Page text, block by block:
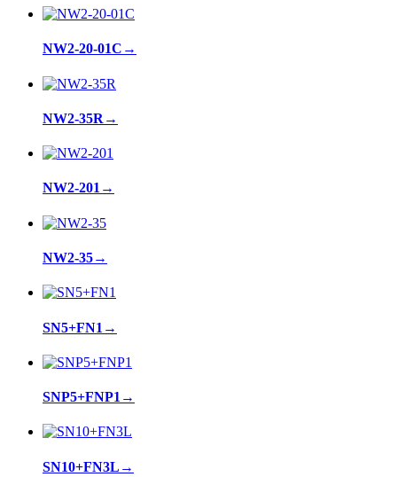
NW2-20-01C →
NW2-35R →
NW2-201→
NW2-35→
SN5+FN1 →
SNP5+FNP1 →
SN10+FN3L →